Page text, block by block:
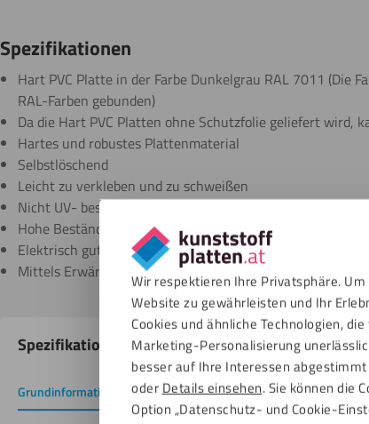
Wir respektieren Ihre Privatsphäre.
Website zu gewährleisten und Ihr
Cookies und ähnliche Technologien,
Marketing-Personalisierung
besser auf Ihre Interessen
oderDetails einsehen. Sie können die
Option „Datenschutz- und Cookie-
Spezifikationen
Hart PVC Platte in der Farbe Dunkelgrau RAL 7011
RAL-Farben gebunden)
Da die Hart PVC Platten ohne Schutzfolie geliefert wird,
Hartes und robustes Plattenmaterial
Selbstlöschend
Leicht zu verkleben und zu schweißen
Nicht UV- beständig
Hohe Beständigkeit gegenüber Chemikalien
Elektrisch gut isolierend
Mittels Erwärmung verformbar
Produkteigenschaften
Spezifikationen
Grundinformation Downloads